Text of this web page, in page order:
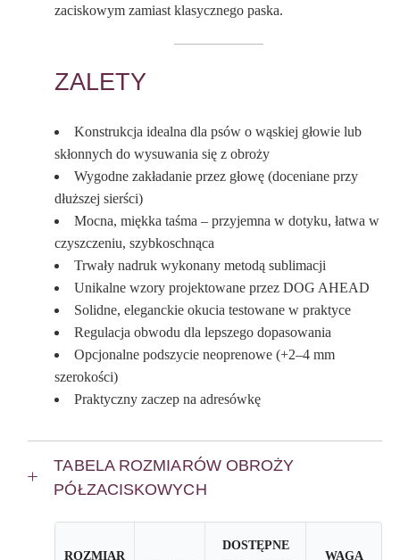
zaciskowym zamiast klasycznego paska.
ZALETY
Konstrukcja idealna dla psów o wąskiej głowie lub
skłonnych do wysuwania się z obroży
Wygodne zakładanie przez głowę (doceniane przy
dłuższej sierści)
Mocna, miękka taśma – przyjemna w dotyku, łatwa w
czyszczeniu, szybkoschnąca
Trwały nadruk wykonany metodą sublimacji
Unikalne wzory projektowane przez DOG AHEAD
Solidne, eleganckie okucia testowane w praktyce
Regulacja obwodu dla lepszego dopasowania
Opcjonalne podszycie neoprenowe (+2–4 mm
szerokości)
Praktyczny zaczep na adresówkę
TABELA ROZMIARÓW OBROŻY
PÓŁZACISKOWYCH
ROZMIAR
DOSTĘPNE
WAGA